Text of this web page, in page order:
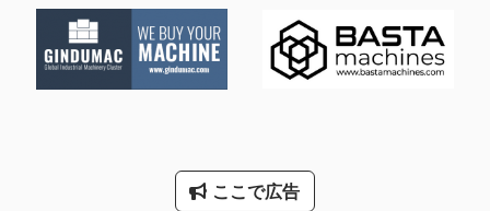
その他 の アクセサリー
クランクプレス
ここで広告